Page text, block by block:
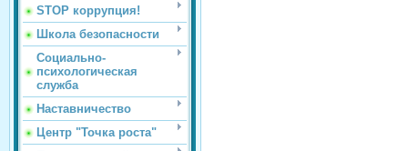
STOP коррупция!
Школа безопасности
Социально-
психологическая
служба
Наставничество
Центр "Точка роста"